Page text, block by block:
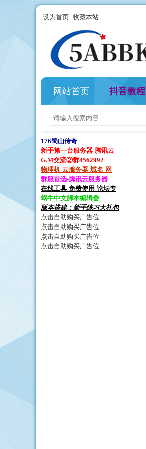
设为首页 收藏本站
网站首页 抖音教程
176蜀山传奇
新手第一台服务器-腾讯云
G.M交流②群4562992
物理机-云服务器-域名-网
群服首选-腾讯云服务器
在线工具-免费使用-论坛专
蜗牛中文脚本编辑器
版本搭建：新手练习大礼包
点击自助购买广告位
点击自助购买广告位
点击自助购买广告位
点击自助购买广告位